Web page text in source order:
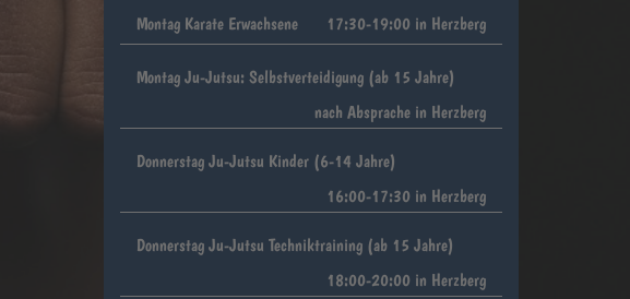
Montag Karate Erwachsene 17:30-19:00 in Herzberg
Montag Ju-Jutsu: Selbstverteidigung (ab 15 Jahre)
nach Absprache in Herzberg
Donnerstag Ju-Jutsu Kinder (6-14 Jahre)
16:00-17:30 in Herzberg
Donnerstag Ju-Jutsu Techniktraining (ab 15 Jahre)
18:00-20:00 in Herzberg